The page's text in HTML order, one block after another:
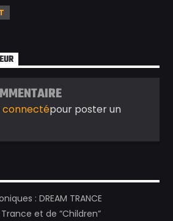
connectépour poster un
: DREAM TRANCE
et de “Children”